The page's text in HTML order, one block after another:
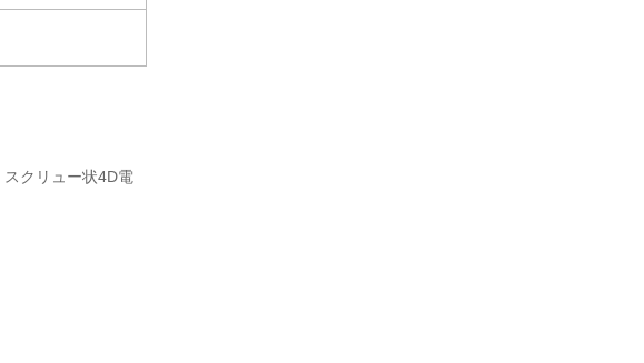
クリュー状4D電